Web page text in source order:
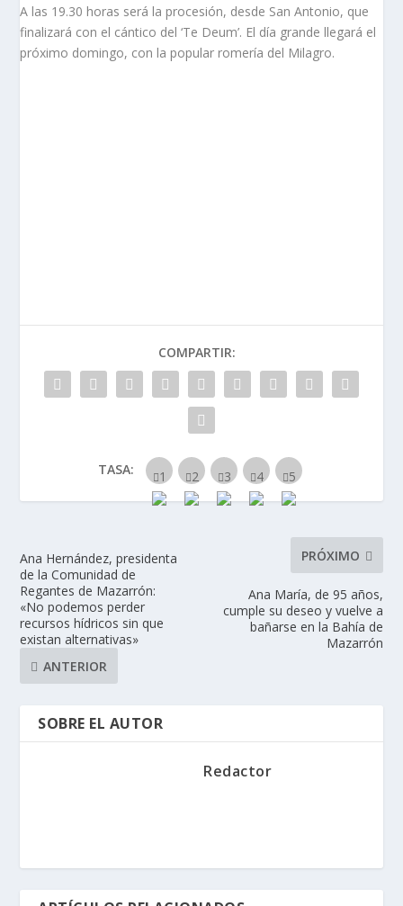
A las 19.30 horas será la procesión, desde San Antonio, que
finalizará con el cántico del ‘Te Deum’. El día grande llegará el
próximo domingo, con la popular romería del Milagro.
COMPARTIR:
TASA:
Ana Hernández, presidenta
de la Comunidad de
Regantes de Mazarrón:
«No podemos perder
recursos hídricos sin que
existan alternativas»
ANTERIOR
PRÓXIMO
Ana María, de 95 años,
cumple su deseo y vuelve a
bañarse en la Bahía de
Mazarrón
SOBRE EL AUTOR
Redactor